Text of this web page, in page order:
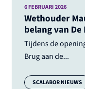
Wethouder
belang van De
Tijdens de
Brug aan de...
6 FEBRUARI 2026
Categorie:
SCALABOR NIEUWS